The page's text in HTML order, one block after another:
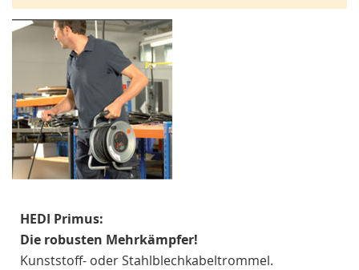
HEDI Primus:
Die robusten Mehrkämpfer!
Kunststoff- oder Stahlblechkabeltrommel.